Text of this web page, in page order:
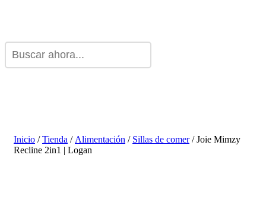
Inicio /Tienda / Alimentación / Sillas de comer/ Joie Mimzy
Recline 2in1 | Logan